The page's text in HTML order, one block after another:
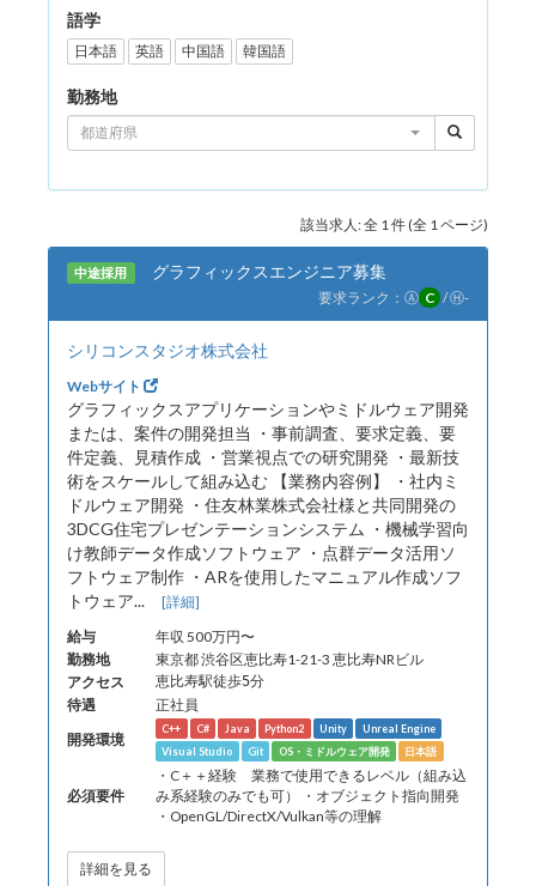
語学
日本語 英語 中国語 韓国語
勤務地
都道府県
該当求人: 全 1 件 (全 1 ページ)
中途採用 グラフィックスエンジニア募集
要求ランク： Ⓐ C /Ⓗ-
シリコンスタジオ株式会社
Webサイト
グラフィックスアプリケーションやミドルウェア開発
または、案件の開発担当 ・事前調査、要求定義、要
件定義、見積作成 ・営業視点での研究開発 ・最新技
術をスケールして組み込む 【業務内容例】 ・社内ミ
ドルウェア開発 ・住友林業株式会社様と共同開発の
3DCG住宅プレゼンテーションシステム ・機械学習向
け教師データ作成ソフトウェア ・点群データ活用ソ
フトウェア制作 ・ARを使用したマニュアル作成ソフ
トウェア... [詳細]
給与
年収 500万円〜
勤務地
東京都 渋谷区恵比寿1-21-3 恵比寿NRビル
アクセス
恵比寿駅徒歩5分
待遇
正社員
開発環境
C++ C# Java Python2 Unity
Unreal Engine
Visual Studio
Git OS・ミドルウェア開発 日本語
必須要件
・C＋＋経験 業務で使用できるレベル（組み込
み系経験のみでも可） ・オブジェクト指向開発
・OpenGL/DirectX/Vulkan等の理解
詳細を見る